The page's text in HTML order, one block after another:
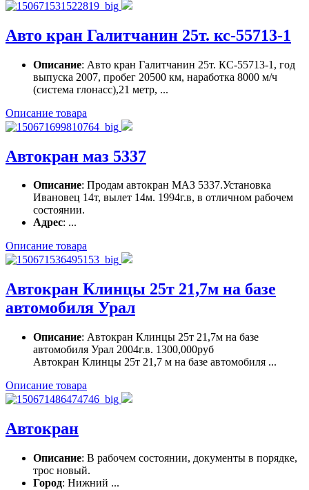
Авто кран Галитчанин 25т. кс-55713-1
Описание: Авто кран Галитчанин 25т. КС-55713-1, год
выпуска 2007, пробег 20500 км, наработка 8000 м/ч
(система глонасс),21 метр, ...
Описание товара
Автокран маз 5337
Описание: Продам автокран МАЗ 5337.Установка
Ивановец 14т, вылет 14м. 1994г.в, в отличном рабочем
состоянии.
Адрес: ...
Описание товара
Автокран Клинцы 25т 21,7м на базе
автомобиля Урал
Описание: Автокран Клинцы 25т 21,7м на базе
автомобиля Урал 2004г.в. 1300,000руб
Автокран Клинцы 25т 21,7 м на базе автомобиля ...
Описание товара
Автокран
Описание: В рабочем состоянии, документы в порядке,
трос новый.
Город: Нижний ...